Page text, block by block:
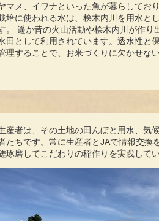
マメ、イワナといった魚が暮らしてお
培に使われる水は、桧木内川を用水と
。 遥か昔の火山活動や桧木内川が作り
田として利用されています。透水性と
理することで、お米づくりに欠かせな
産者は、その土地の田んぼと用水、気
たちです。常に生産者とJAで情報交換
琢磨してこだわりの稲作りを実践してい